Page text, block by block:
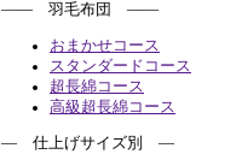
―― 羽毛布団 ――
おまかせコース
スタンダードコース
超長綿コース
高級超長綿コース
― 仕上げサイズ別 ―